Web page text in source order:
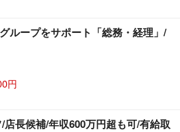
ループをサポート「総務・経理」/
円
長候補/年収600万円超も可/有給取